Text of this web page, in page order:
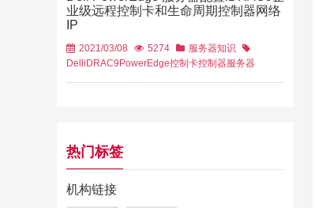
业级远程控制卡和生命周期控制器网络
IP
2021/03/08 5274
服务器知识
Dell iDRAC9 PowerEdge控制卡控制器服务器
热门标签
机构链接